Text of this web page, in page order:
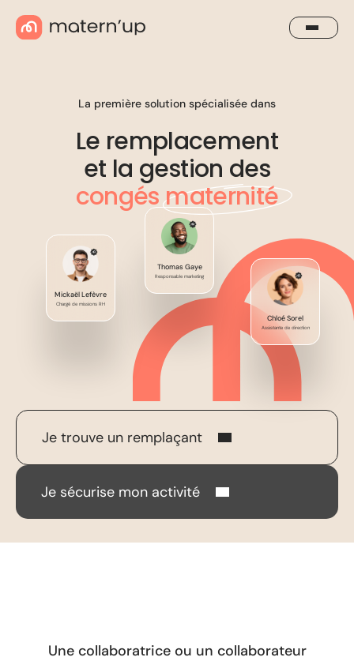
Thomas Gaye
Responsable marketing
Mickaël Lefèvre
Chargé de missions RH
Chloé Sorel
Assistante de direction
La première solution spécialisée dans
Le remplacement
et la gestion des
congésmaternité
Je trouve un remplaçant
Je sécurise mon activité
Une collaboratrice ou un collaborateur